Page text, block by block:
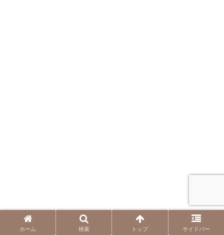
ホーム 検索 トップ サイドバー